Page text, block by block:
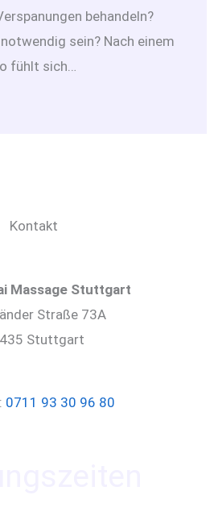
behandeln?
sein? Nach einem
fühlt sich…
Kontakt
Massage Stuttgart
Straße 73A
Stuttgart
0711 93 30 96 80